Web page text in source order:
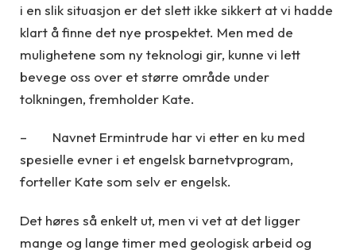
i en slik situasjon er det slett ikke sikkert at vi hadde
klart å finne det nye prospektet. Men med de
mulighetene som ny teknologi gir, kunne vi lett
bevege oss over et større område under
tolkningen, fremholder Kate.
– Navnet Ermintrude har vi etter en ku med
spesielle evner i et engelsk barnetvprogram,
forteller Kate som selv er engelsk.
Det høres så enkelt ut, men vi vet at det ligger
mange og lange timer med geologisk arbeid og